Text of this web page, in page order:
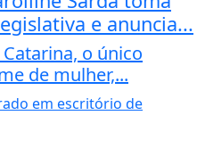
e anuncia...
o único
de mulher,...